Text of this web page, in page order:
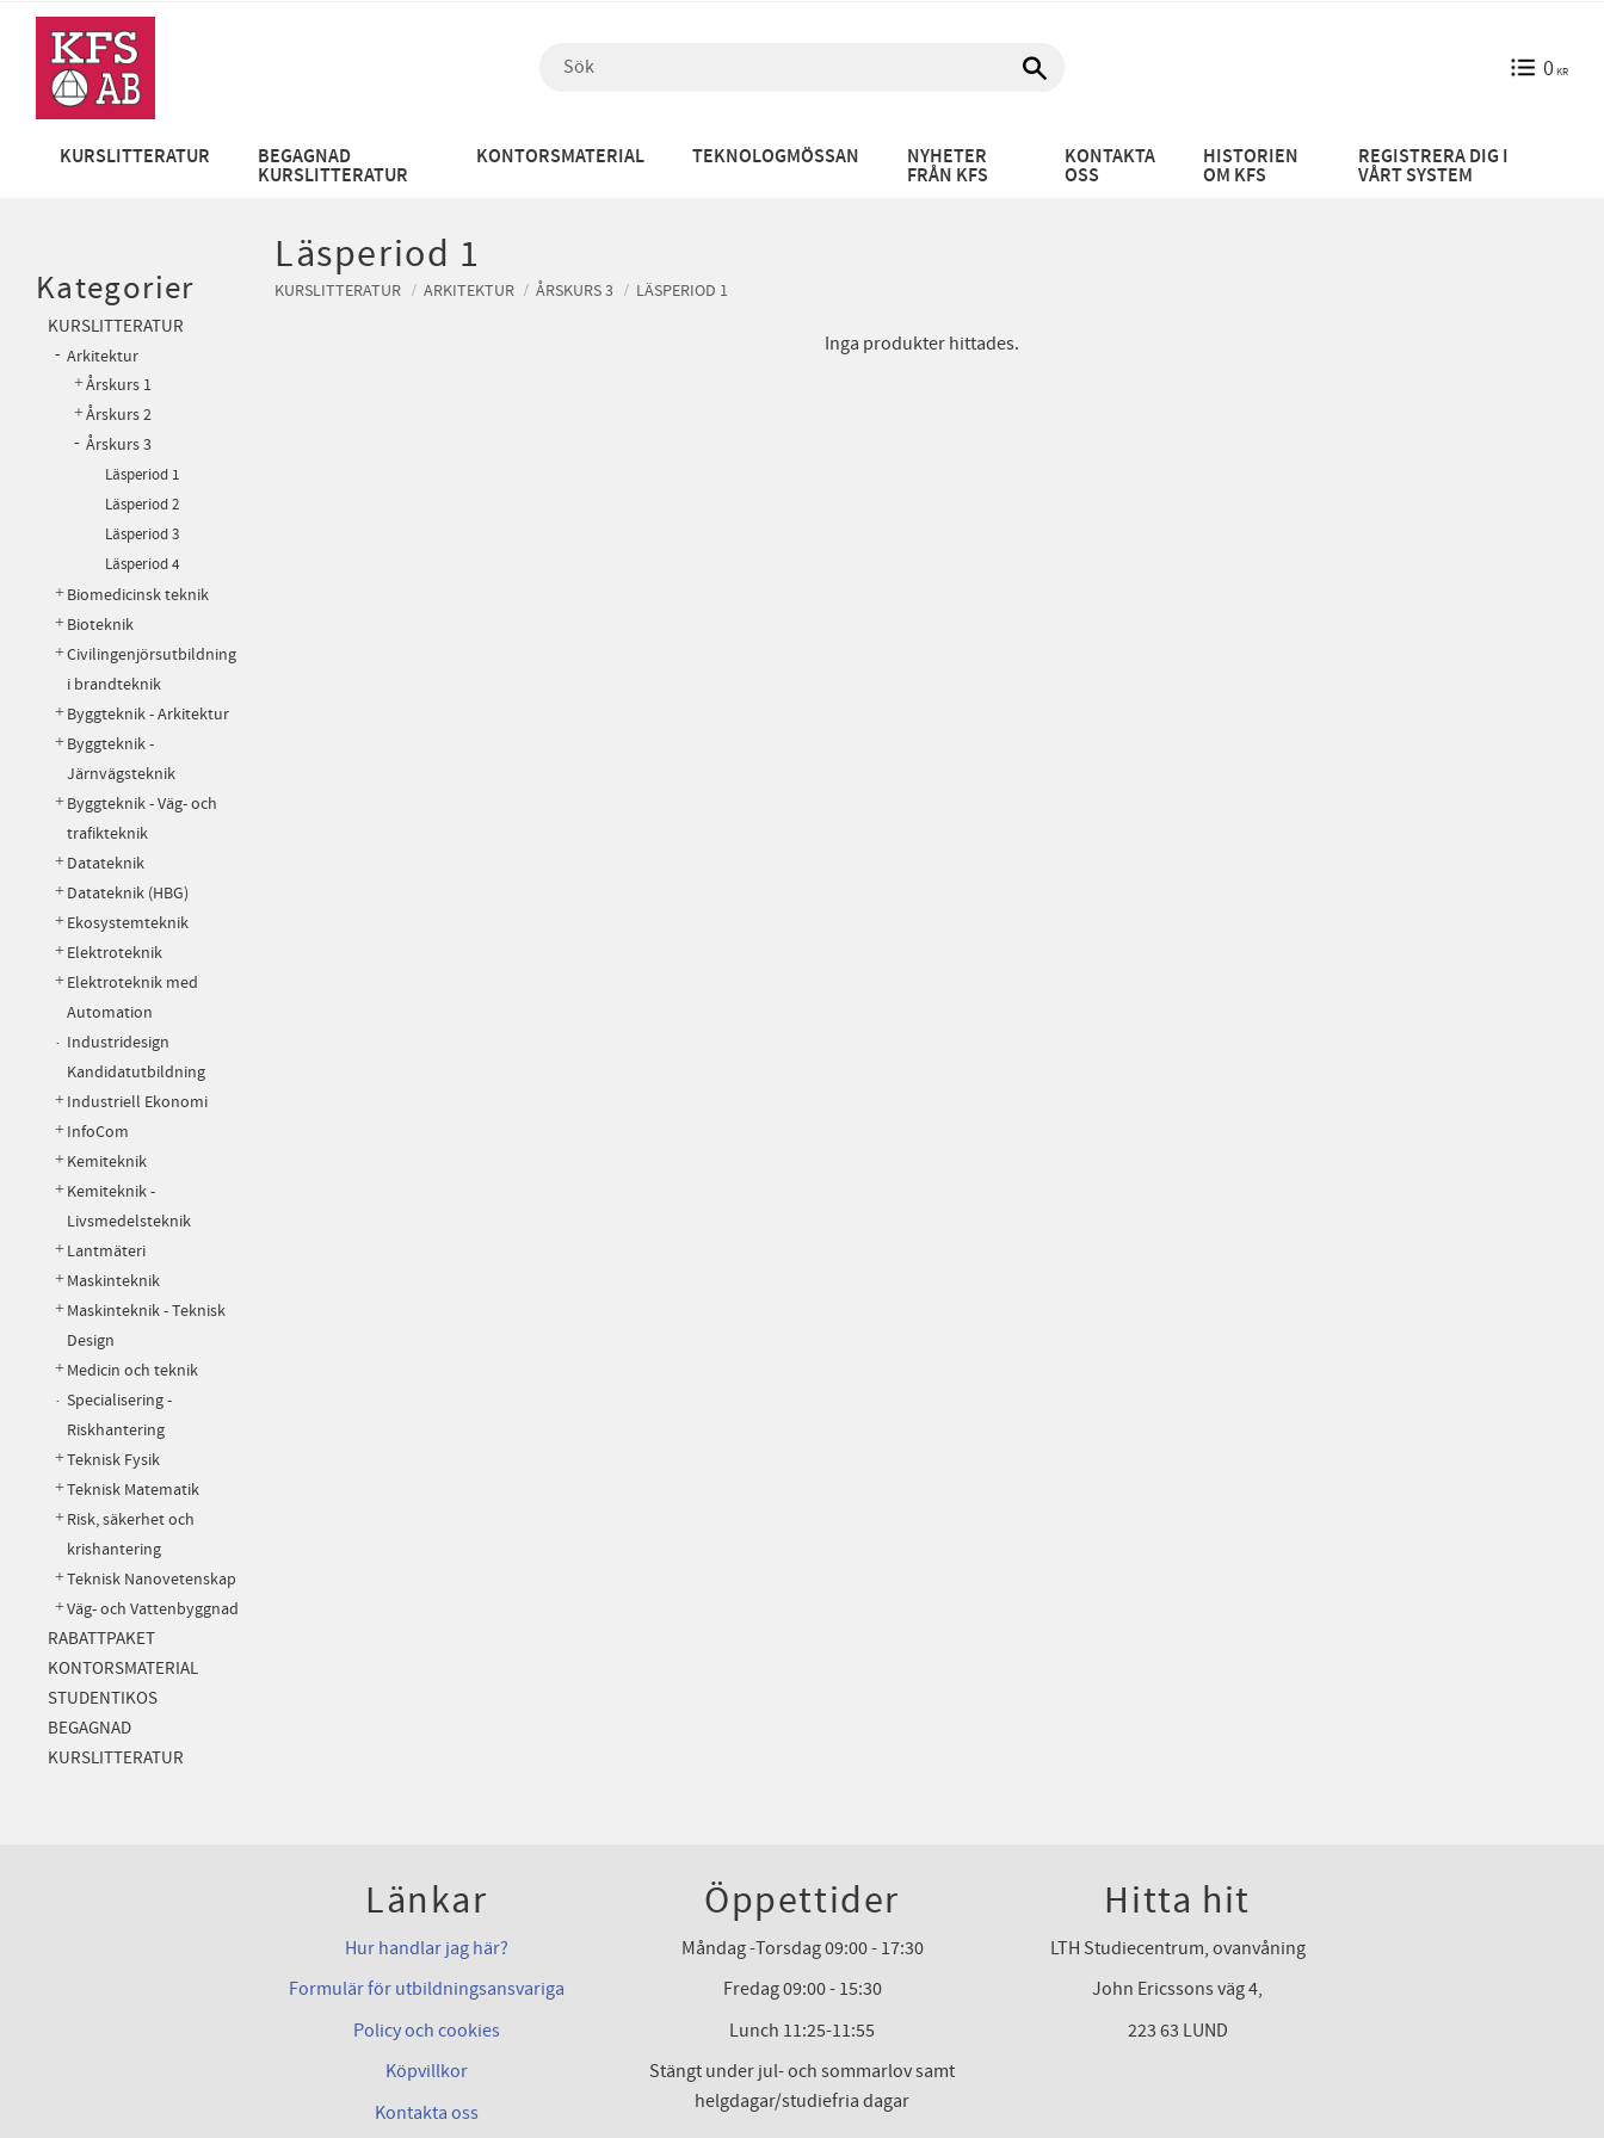
0KR
KURSLITTERATUR BEGAGNAD
KURSLITTERATUR
KONTORSMATERIAL TEKNOLOGMÖSSAN NYHETER
FRÅN KFS
KONTAKTA
OSS
HISTORIEN
OM KFS
REGISTRERA DIG I
VÅRT SYSTEM
Läsperiod 1
KURSLITTERATUR ARKITEKTUR ÅRSKURS 3 LÄSPERIOD 1
Inga produkter hittades.
Kategorier
KURSLITTERATUR
Arkitektur
Årskurs 1
Årskurs 2
Årskurs 3
Läsperiod 1
Läsperiod 2
Läsperiod 3
Läsperiod 4
Biomedicinsk teknik
Bioteknik
Civilingenjörsutbildning
i brandteknik
Byggteknik - Arkitektur
Byggteknik -
Järnvägsteknik
Byggteknik - Väg- och
trafikteknik
Datateknik
Datateknik (HBG)
Ekosystemteknik
Elektroteknik
Elektroteknik med
Automation
Industridesign
Kandidatutbildning
Industriell Ekonomi
InfoCom
Kemiteknik
Kemiteknik -
Livsmedelsteknik
Lantmäteri
Maskinteknik
Maskinteknik - Teknisk
Design
Medicin och teknik
Specialisering -
Riskhantering
Teknisk Fysik
Teknisk Matematik
Risk, säkerhet och
krishantering
Teknisk Nanovetenskap
Väg- och Vattenbyggnad
RABATTPAKET
KONTORSMATERIAL
STUDENTIKOS
BEGAGNAD
KURSLITTERATUR
Länkar
Hur handlar jag här?
Formulär för utbildningsansvariga
Policy och cookies
Köpvillkor
Kontakta oss
Öppettider
Måndag -Torsdag 09:00 - 17:30
Fredag 09:00 - 15:30
Lunch 11:25-11:55
Stängt under jul- och sommarlov samt
helgdagar/studiefria dagar
Hitta hit
LTH Studiecentrum, ovanvåning
John Ericssons väg 4,
223 63 LUND